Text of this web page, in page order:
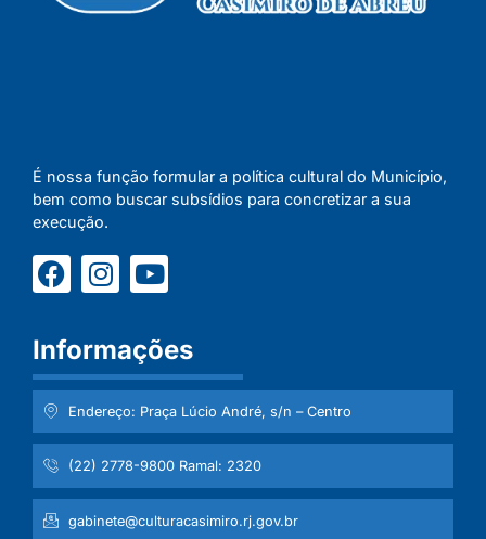
É nossa função formular a política cultural do Município,
bem como buscar subsídios para concretizar a sua
execução.
Informações
Endereço: Praça Lúcio André, s/n – Centro
(22) 2778-9800 Ramal: 2320
gabinete@culturacasimiro.rj.gov.br